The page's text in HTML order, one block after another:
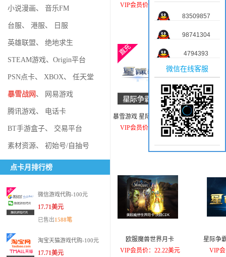
小说漫画、 音乐FM
台服、 港服、 日服
英雄联盟、 绝地求生
STEAM游戏、 Origin平台
PSN点卡、 XBOX、 任天堂
暴雪战网 、 网易游戏
腾讯游戏、 电话卡
BT手游盒子、 交易平台
素材资源、 初始号/自抽号
点卡月排行榜
微信游戏代购-100元
17.71美元
已售出1588笔
淘宝天猫游戏代购-100元
17.71美元
VIP会员价：29.04美元
之
暴雪游戏 星际争霸重制版98
元
VIP会员价：16.34美元
守望先锋
VIP会
欧服魔兽世界月卡
VIP会员价：22.22美元
星际争
VIP
83509857
98741304
4794393
微信在线客服